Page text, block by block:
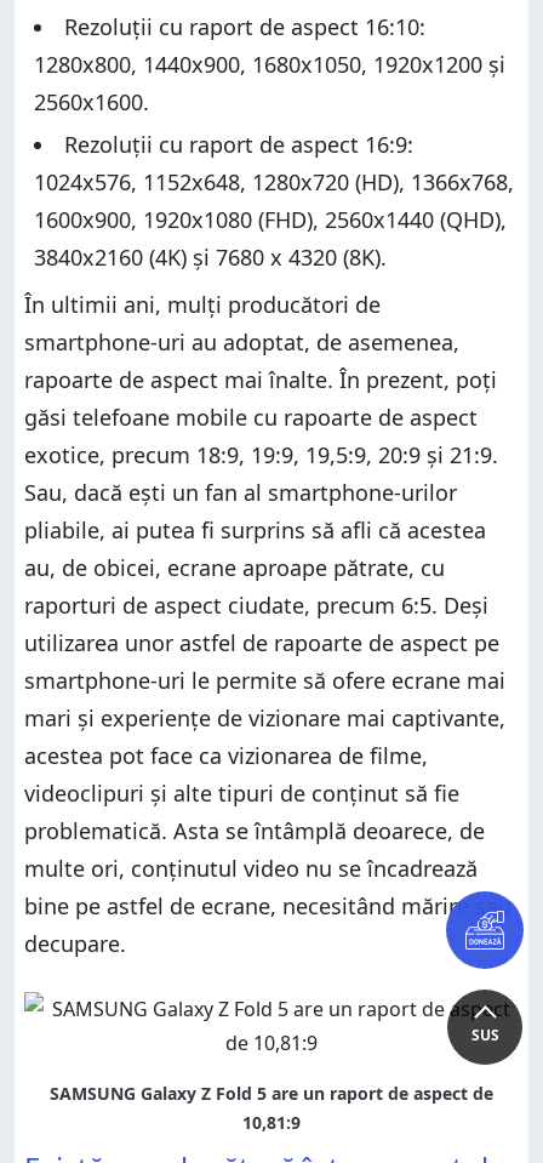
SUS
Rezoluții cu raport de aspect 16:10:
1280x800, 1440x900, 1680x1050, 1920x1200 și
2560x1600.
Rezoluții cu raport de aspect 16:9:
1024x576, 1152x648, 1280x720 (HD), 1366x768,
1600x900, 1920x1080 (FHD), 2560x1440 (QHD),
3840x2160 (4K) și 7680 x 4320 (8K).
În ultimii ani, mulți producători de
smartphone-uri au adoptat, de asemenea,
rapoarte de aspect mai înalte. În prezent, poți
găsi telefoane mobile cu rapoarte de aspect
exotice, precum 18:9, 19:9, 19,5:9, 20:9 și 21:9.
Sau, dacă ești un fan al smartphone-urilor
pliabile, ai putea fi surprins să afli că acestea
au, de obicei, ecrane aproape pătrate, cu
raporturi de aspect ciudate, precum 6:5. Deși
utilizarea unor astfel de rapoarte de aspect pe
smartphone-uri le permite să ofere ecrane mai
mari și experiențe de vizionare mai captivante,
acestea pot face ca vizionarea de filme,
videoclipuri și alte tipuri de conținut să fie
problematică. Asta se întâmplă deoarece, de
multe ori, conținutul video nu se încadrează
bine pe astfel de ecrane, necesitând mărire sau
decupare.